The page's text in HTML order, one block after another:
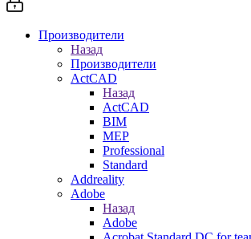
Производители
Назад
Производители
ActCAD
Назад
ActCAD
BIM
MEP
Professional
Standard
Addreality
Adobe
Назад
Adobe